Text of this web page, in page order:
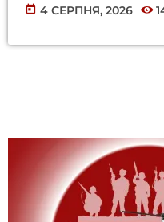
today 4 СЕРПНЯ, 2026